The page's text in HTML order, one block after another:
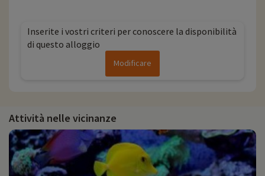
Inserite i vostri criteri per conoscere la disponibilità
di questo alloggio
Modificare
Attività nelle vicinanze